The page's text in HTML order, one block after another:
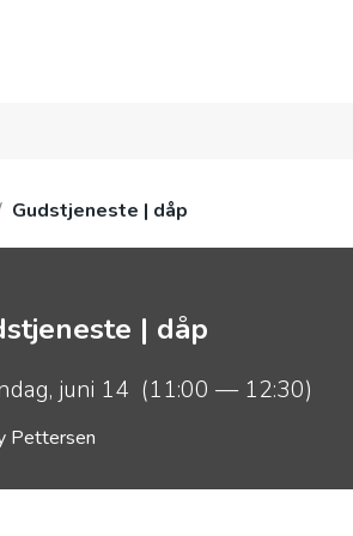
Gudstjeneste | dåp
| dåp
juni 14 (11:00 — 12:30)
Pettersen